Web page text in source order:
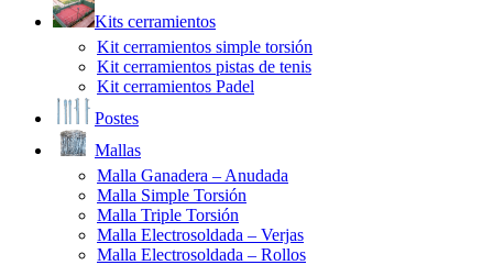
Kits cerramientos
Kit cerramientos simple torsión
Kit cerramientos pistas de tenis
Kit cerramientos Padel
Postes
Mallas
Malla Ganadera – Anudada
Malla Simple Torsión
Malla Triple Torsión
Malla Electrosoldada – Verjas
Malla Electrosoldada – Rollos